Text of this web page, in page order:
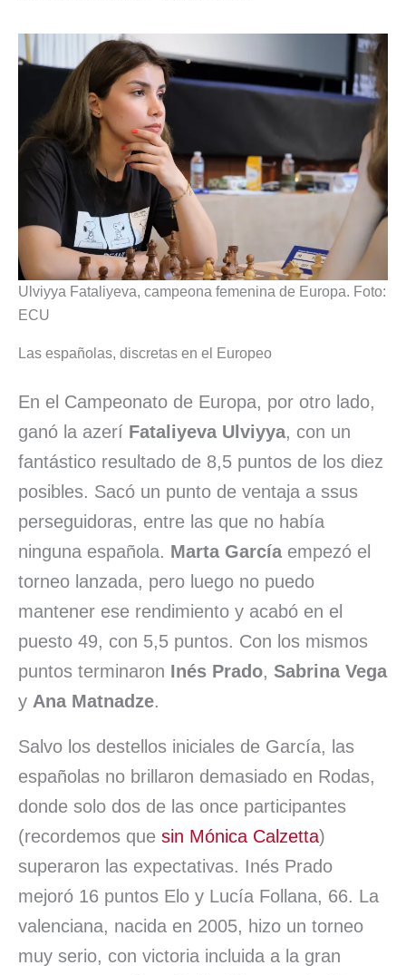
Ulviyya Fataliyeva, campeona femenina de Europa. Foto:
ECU
Las españolas, discretas en el Europeo
En el Campeonato de Europa, por otro lado,
ganó la azerí Fataliyeva Ulviyya, con un
fantástico resultado de 8,5 puntos de los diez
posibles. Sacó un punto de ventaja a ssus
perseguidoras, entre las que no había
ninguna española. Marta Garcíaempezó el
torneo lanzada, pero luego no puedo
mantener ese rendimiento y acabó en el
puesto 49, con 5,5 puntos. Con los mismos
puntos terminaron Inés Prado, Sabrina Vega
y Ana Matnadze.
Salvo los destellos iniciales de García, las
españolas no brillaron demasiado en Rodas,
donde solo dos de las once participantes
(recordemos que sin Mónica Calzetta)
superaron las expectativas. Inés Prado
mejoró 16 puntos Elo y Lucía Follana, 66. La
valenciana, nacida en 2005, hizo un torneo
muy serio, con victoria incluida a la gran